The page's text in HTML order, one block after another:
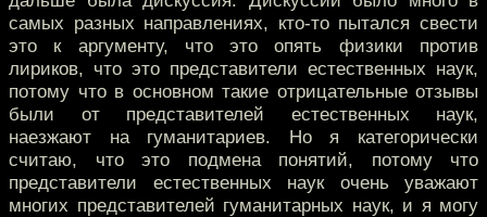
самых разных направлениях, кто-то пытался свести
это к аргументу, что это опять физики против
лириков, что это представители естественных наук,
потому что в основном такие отрицательные отзывы
были от представителей естественных наук,
наезжают на гуманитариев. Но я категорически
считаю, что это подмена понятий, потому что
представители естественных наук очень уважают
многих представителей гуманитарных наук, и я могу